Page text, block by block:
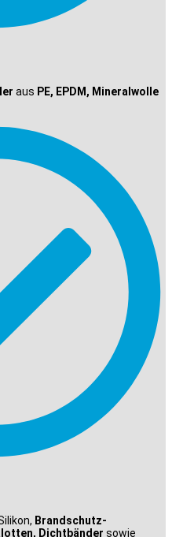
aus PE, EPDM, Mineralwolle
Brandschutz-
Dichtbänder sowie